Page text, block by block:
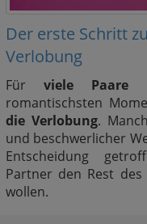
Der erste Schritt
Verlobung
Für viele Paare
romantischsten
die Verlobung.
und beschwerlicher
Entscheidung
Partner den Rest
wollen.